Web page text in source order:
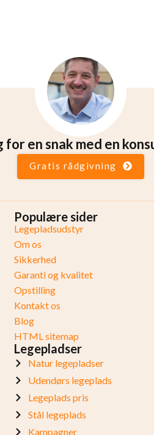
for en snak med en
Gratis rådgivning
Populære sider
Legepladsudstyr
Om os
Sikkerhed
Garanti og kvalitet
Opstilling
Kontakt os
Blog
HTML sitemap
Legepladser
Natur legepladser
Udendørs legeplads
Legeplads pris
Stål legeplads
Kampagner